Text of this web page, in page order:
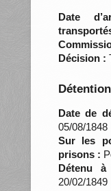
Date
Décision :
Date de
05/08/1848
Sur les
prisons :
Détenu
20/02/1849